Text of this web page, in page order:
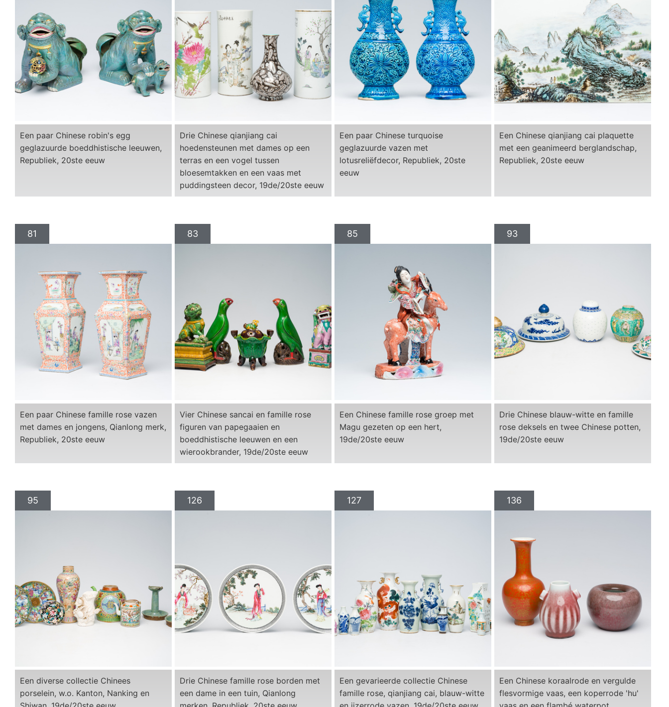
Een paar Chinese robin's egg
geglazuurde boeddhistische leeuwen,
Republiek, 20ste eeuw
Drie Chinese qianjiang cai
hoedensteunen met dames op een
terras en een vogel tussen
bloesemtakken en een vaas met
puddingsteen decor, 19de/20ste eeuw
Een paar Chinese turquoise
geglazuurde vazen met
lotusreliëfdecor, Republiek, 20ste
eeuw
Een Chinese qianjiang cai plaquette
met een geanimeerd berglandschap,
Republiek, 20ste eeuw
81
Een paar Chinese famille rose vazen
met dames en jongens, Qianlong merk,
Republiek, 20ste eeuw
83
Vier Chinese sancai en famille rose
figuren van papegaaien en
boeddhistische leeuwen en een
wierookbrander, 19de/20ste eeuw
85
Een Chinese famille rose groep met
Magu gezeten op een hert,
19de/20ste eeuw
93
Drie Chinese blauw-witte en famille
rose deksels en twee Chinese potten,
19de/20ste eeuw
95
Een diverse collectie Chinees
porselein, w.o. Kanton, Nanking en
126
Drie Chinese famille rose borden met
een dame in een tuin, Qianlong
127
Een gevarieerde collectie Chinese
famille rose, qianjiang cai, blauw-witte
136
Een Chinese koraalrode en vergulde
flesvormige vaas, een koperrode 'hu'